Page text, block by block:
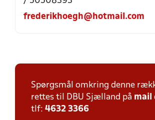
frederikhoegh@hotmail.com
Spørgsmål omkring denne
rettes til DBU Sjælland på mail
tlf: 4632 3366